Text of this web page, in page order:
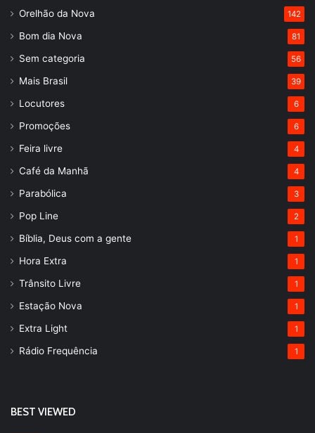
Orelhão da Nova 142
Bom dia Nova 81
Sem categoria 56
Mais Brasil 39
Locutores 6
Promoções 6
Feira livre 4
Café da Manhã 4
Parabólica 3
Pop Line 2
Bíblia, Deus com a gente 1
Hora Extra 1
Trânsito Livre 1
Estação Nova 1
Extra Light 1
Rádio Frequência 1
BEST VIEWED